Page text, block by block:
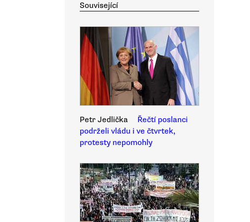
Související
Petr Jedlička
Řečtí poslanci
podrželi vládu i ve čtvrtek,
protesty nepomohly